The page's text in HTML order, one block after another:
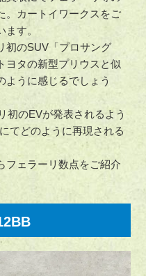
。カートイワークスをご
す。
初のSUV「プロサング
ヨタの新型プリウスと似
ように感じるでしょう
初のEVが発表されるよう
てどのように再現される
フェラーリ数点をご紹介